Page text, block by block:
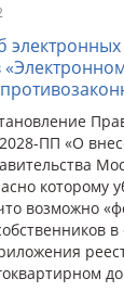
ПП «О
которому
возможно